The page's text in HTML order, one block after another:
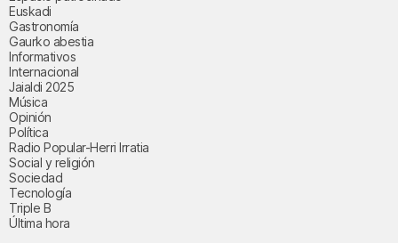
Euskadi
Gastronomía
Gaurko abestia
Informativos
Internacional
Jaialdi 2025
Música
Opinión
Política
Radio Popular-Herri Irratia
Social y religión
Sociedad
Tecnología
Triple B
Última hora